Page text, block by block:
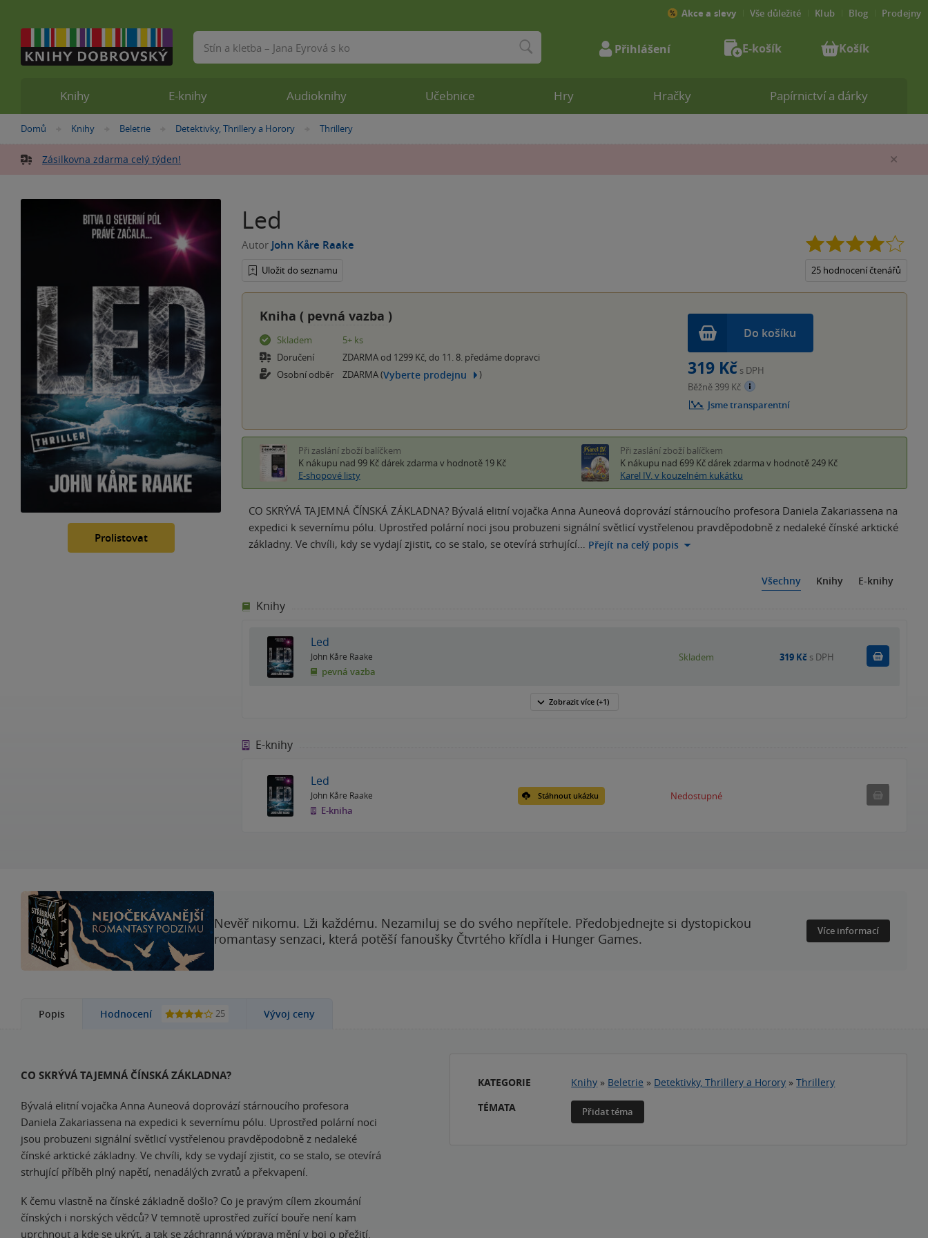
Nacházíte
zde:
Domů »
Knihy »
Beletrie »
Detektivky, Thrillery a Horory »
Thrillery
Zásilkovna zdarma celý týden!
Prolistovat
Led
Autor John Kåre Raake
Uložit do seznamu 25 hodnocení čtenářů
Kniha ( pevná vazba )
Skladem
5+ ks
Doručení
ZDARMA od 1299 Kč, do 11. 8. předáme dopravci
Osobní odběr
ZDARMA (Vyberte prodejnu )
Do košíku
319 Kč s DPH
Běžně 399 Kč
Jsme transparentní
Při zaslání zboží balíčkem
K nákupu nad 99 Kč dárek zdarma v hodnotě 19 Kč
E-shopové listy
Při zaslání zboží balíčkem
K nákupu nad 699 Kč dárek zdarma v hodnotě 249 Kč
Karel IV. v kouzelném kukátku
CO SKRÝVÁ TAJEMNÁ ČÍNSKÁ ZÁKLADNA? Bývalá elitní vojačka Anna Auneová doprovází stárnoucího profesora Daniela Zakariassena na
expedici k severnímu pólu. Uprostřed polární noci jsou probuzeni signální světlicí vystřelenou pravděpodobně z nedaleké čínské arktické
základny. Ve chvíli, kdy se vydají zjistit, co se stalo, se otevírá strhující… Přejít na celý popis
Všechny Knihy E-knihy
Knihy
Led
John Kåre Raake
pevná vazba
Skladem 319 Kč s DPH
Zobrazit více (+1)
E-knihy
Led
John Kåre Raake
E-kniha
Stáhnout ukázku Nedostupné Nedostupné
Nevěř nikomu. Lži každému. Nezamiluj se do svého nepřítele. Předobjednejte si dystopickou
romantasy senzaci, která potěší fanoušky Čtvrtého křídla i Hunger Games.
Více informací
Popis Hodnocení 25 Vývoj ceny
CO SKRÝVÁ TAJEMNÁ ČÍNSKÁ ZÁKLADNA?
Bývalá elitní vojačka Anna Auneová doprovází stárnoucího profesora
Daniela Zakariassena na expedici k severnímu pólu. Uprostřed polární noci
jsou probuzeni signální světlicí vystřelenou pravděpodobně z nedaleké
čínské arktické základny. Ve chvíli, kdy se vydají zjistit, co se stalo, se otevírá
strhující příběh plný napětí, nenadálých zvratů a překvapení.
K čemu vlastně na čínské základně došlo? Co je pravým cílem zkoumání
čínských i norských vědců? V temnotě uprostřed zuřící bouře není kam
uprchnout a kde se ukrýt, a tak se záchranná výprava mění v boj o přežití.
KATEGORIE Knihy » Beletrie » Detektivky, Thrillery a Horory »Thrillery
TÉMATA
Přidat téma
Knihy E-knihy Audioknihy Učebnice Hry Hračky Papírnictví a dárky
Akce a slevy Vše důležité Klub Blog Prodejny
Vyhledávání Přihlášení E-košík Košík